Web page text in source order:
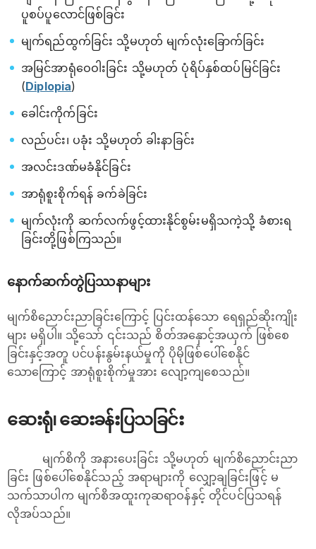
ပူစပ်ပူလောင်ဖြစ်ခြင်း
မျက်ရည်ထွက်ခြင်း သို့မဟုတ် မျက်လုံးခြောက်ခြင်း
အမြင်အာရုံဝေဝါးခြင်း သို့မဟုတ် ပုံရိပ်နှစ်ထပ်မြင်ခြင်း
(Diplopia)
ခေါင်းကိုက်ခြင်း
လည်ပင်း၊ ပခုံး သို့မဟုတ် ခါးနာခြင်း
အလင်းဒဏ်မခံနိုင်ခြင်း
အာရုံစူးစိုက်ရန် ခက်ခဲခြင်း
မျက်လုံးကို ဆက်လက်ဖွင့်ထားနိုင်စွမ်းမရှိသကဲ့သို့ ခံစားရ
ခြင်းတို့ဖြစ်ကြသည်။
နောက်ဆက်တွဲပြဿနာများ
မျက်စိညောင်းညာခြင်းကြောင့် ပြင်းထန်သော ရေရှည်ဆိုးကျိုး
များ မရှိပါ။ သို့သော် ၎င်းသည် စိတ်အနှောင့်အယှက် ဖြစ်စေ
ခြင်းနှင့်အတူ ပင်ပန်းနွမ်းနယ်မှုကို ပိုမိုဖြစ်ပေါ်စေနိုင်
သောကြောင့် အာရုံစူးစိုက်မှုအား လျော့ကျစေသည်။
ဆေးရုံ၊ ဆေးခန်းပြသခြင်း
မျက်စိကို အနားပေးခြင်း သို့မဟုတ် မျက်စိညောင်းညာ
ခြင်း ဖြစ်ပေါ်စေနိုင်သည့် အရာများကို လျှော့ချခြင်းဖြင့် မ
သက်သာပါက မျက်စိအထူးကုဆရာဝန်နှင့် တိုင်ပင်ပြသရန်
လိုအပ်သည်။